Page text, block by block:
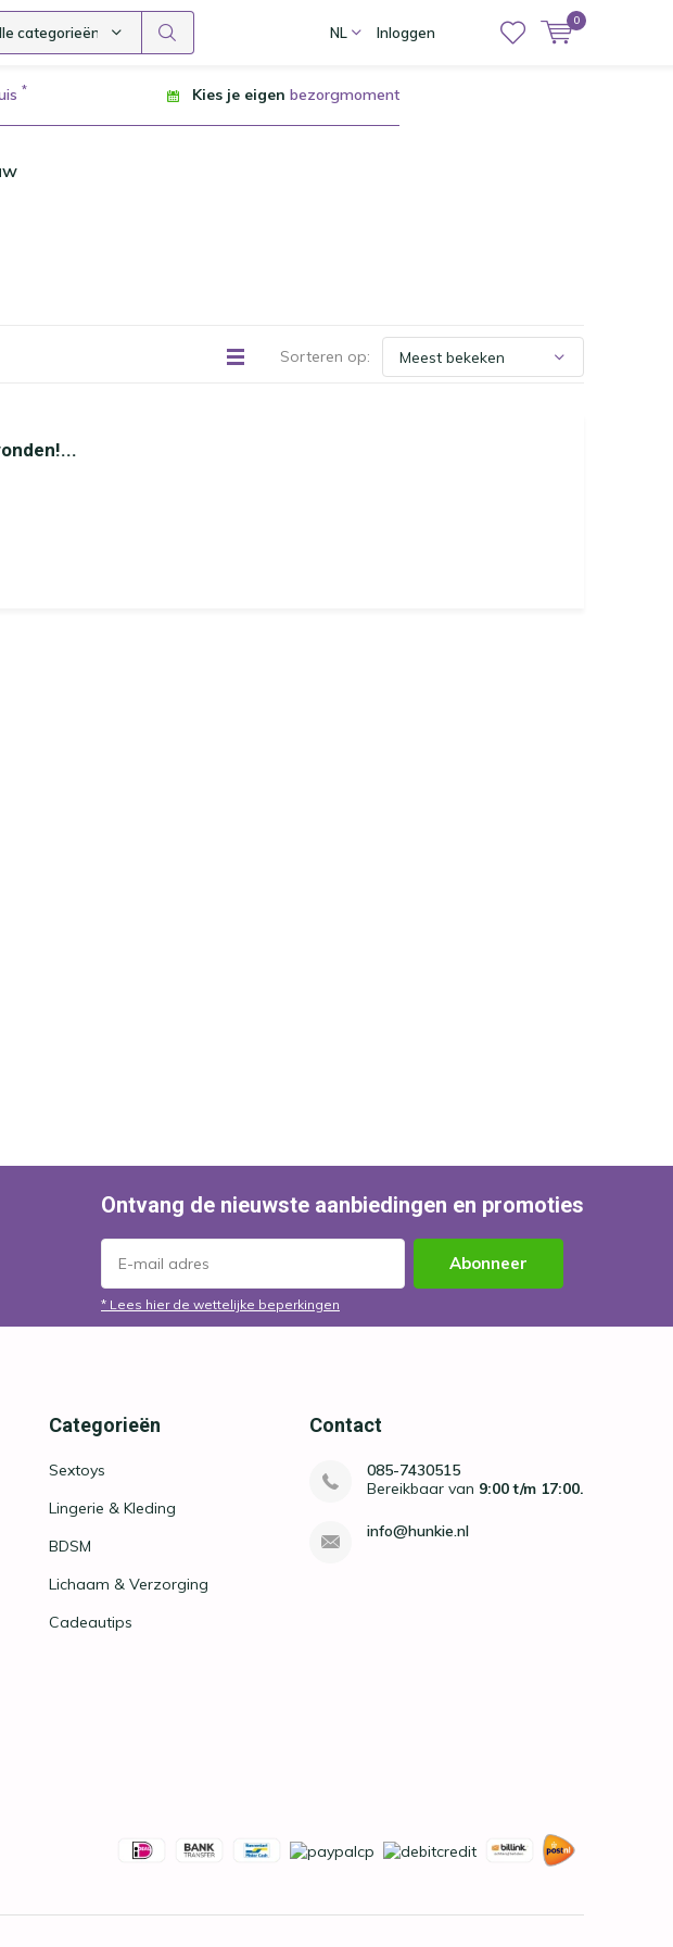
categorieën NL Inloggen
0
* Kies je eigen bezorgmoment
Sorteren op:
Ontvang de nieuwste aanbiedingen en promoties
Abonneer
* Lees hier de wettelijke beperkingen
Categorieën
Sextoys
Lingerie & Kleding
BDSM
Lichaam & Verzorging
Cadeautips
Contact
085-7430515
Bereikbaar van 9:00 t/m 17:00.
info@hunkie.nl